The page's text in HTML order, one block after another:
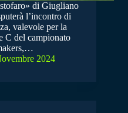
di Giugliano
l’incontro di
valevole per la
C del campionato
2024